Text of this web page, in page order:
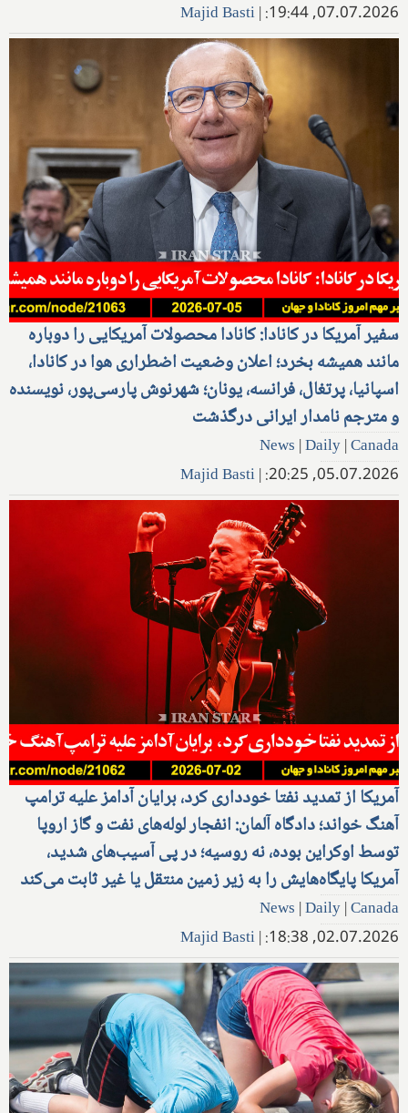
07.07.2026, 19:44:
|
Majid Basti
سفیر آمریکا در کانادا: کانادا محصولات آمریکایی را دوباره
مانند همیشه بخرد؛ اعلان وضعیت اضطراری هوا در کانادا،
اسپانیا، پرتغال، فرانسه، یونان؛ شهرنوش پارسی‌پور، نویسنده
و مترجم نامدار ایرانی درگذشت
News |Daily|Canada
05.07.2026, 20:25:
|
Majid Basti
آمریکا از تمدید نفتا خودداری کرد، برایان آدامز علیه ترامپ
آهنگ خواند؛ دادگاه آلمان: انفجار لوله‌های نفت و گاز اروپا
توسط اوکراین بوده، نه روسیه؛ در پی آسیب‌های شدید،
آمریکا پایگاه‌هایش را به زیر زمین منتقل یا غیر ثابت می‌کند
News |Daily|Canada
02.07.2026, 18:38:
|
Majid Basti